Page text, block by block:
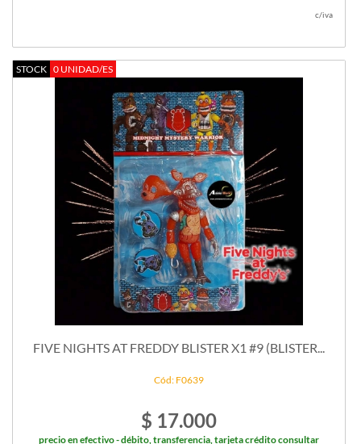
c/iva
STOCK 0 UNIDAD/ES
FIVE NIGHTS AT FREDDY BLISTER X1 #9 (BLISTER...
Cód: F0639
$ 17.000
precio en efectivo - débito, transferencia, tarjeta crédito consultar